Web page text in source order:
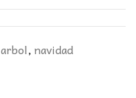
arbol, navidad